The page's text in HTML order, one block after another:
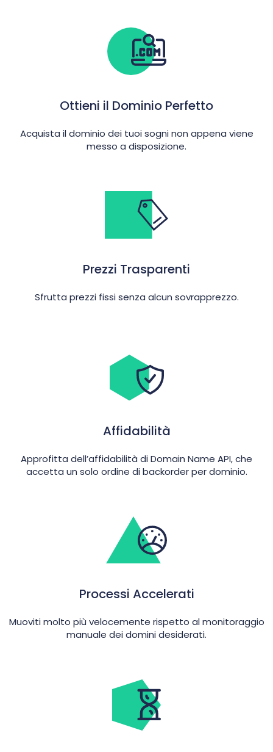
Ottieni il Dominio Perfetto
Acquista il dominio dei tuoi sogni non appena viene
messo a disposizione.
Prezzi Trasparenti
Sfrutta prezzi fissi senza alcun sovrapprezzo.
Affidabilità
Approfitta dell’affidabilità di Domain Name API, che
accetta un solo ordine di backorder per dominio.
Processi Accelerati
Muoviti molto più velocemente rispetto al monitoraggio
manuale dei domini desiderati.